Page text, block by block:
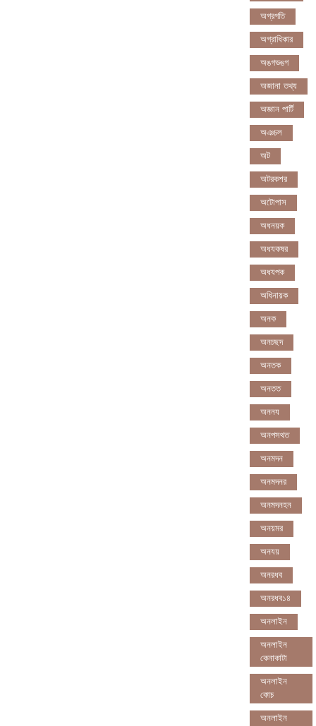
অগ্রগতি
অগ্রাধিকার
অঙগভঙগ
অজানা তথ্য
অজ্ঞান পার্টি
অঞচল
অট
অটরকশর
অটোপাস
অধনয়ক
অধযকষর
অধযপক
অধিনায়ক
অনক
অনচছদ
অনতক
অনতত
অননয
অনপসথত
অনমদন
অনমদনর
অনমদনহন
অনয়মর
অনযয়
অনরধব
অনরধব১৪
অনলাইন
অনলাইন
কেনাকাটা
অনলাইন
কোচ
অনলাইন